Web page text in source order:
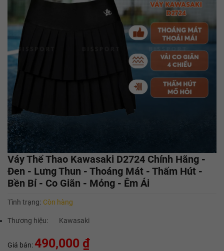
Váy Thể Thao Kawasaki D2724 Chính Hãng -
Đen - Lưng Thun - Thoáng Mát - Thấm Hút -
Bền Bỉ - Co Giãn - Mỏng - Êm Ái
Tình trạng: Còn hàng
Thương hiệu: Kawasaki
Giá bán:490,000 ₫